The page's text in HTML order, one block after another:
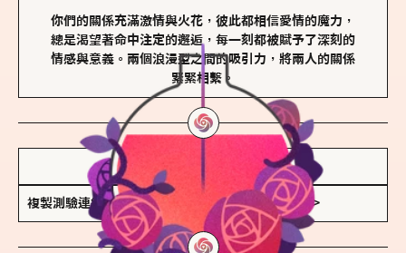
你們的關係充滿激情與火花，彼此都相信愛情的魔力，
總是渴望著命中注定的邂逅，每一刻都被賦予了深刻的
情感與意義。兩個浪漫型之間的吸引力，將兩人的關係
緊緊相繫。
儲存我的結果圖
複製測驗連結 查看香氛類型全解析 >>>